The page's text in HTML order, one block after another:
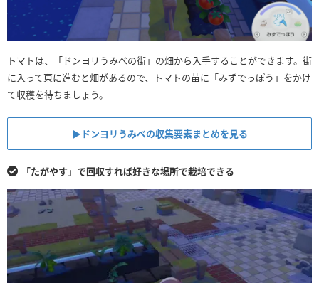
トマトは、「ドンヨリうみべの街」の畑から入手することができます。街
に入って東に進むと畑があるので、トマトの苗に「みずでっぽう」をかけ
て収穫を待ちましょう。
▶︎ドンヨリうみべの収集要素まとめを見る
「たがやす」で回収すれば好きな場所で栽培できる